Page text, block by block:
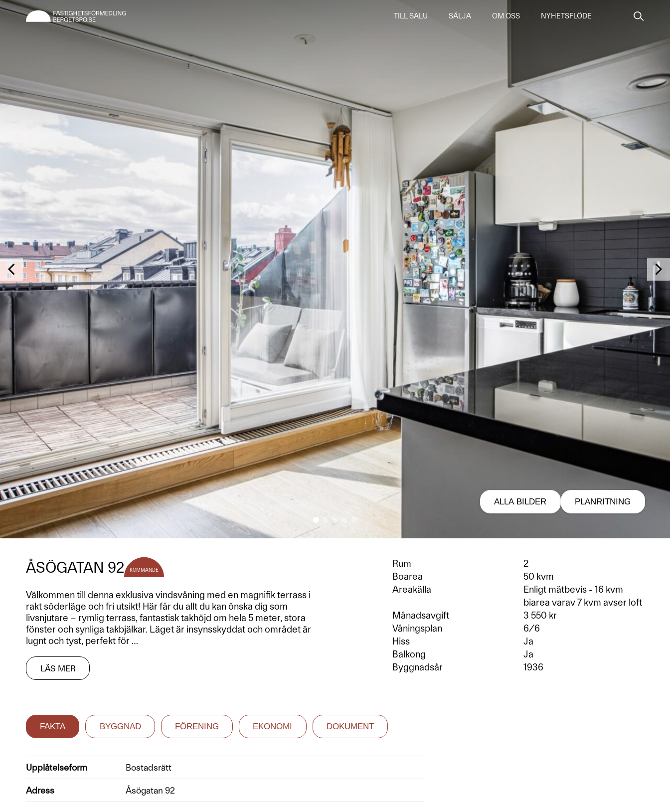
TILL SALU SÄLJA OM OSS NYHETSFLÖDE
ALLA BILDER PLANRITNING
ÅSÖGATAN 92 KOMMANDE
Välkommen till denna exklusiva vindsvåning med en magnifik terrass i
rakt söderläge och fri utsikt! Här får du allt du kan önska dig som
livsnjutare – rymlig terrass, fantastisk takhöjd om hela 5 meter, stora
fönster och synliga takbjälkar. Läget är insynsskyddat och området är
lugnt och tyst, perfekt för …
LÄS MER
Rum
2
Boarea
50 kvm
Areakälla
Enligt mätbevis - 16 kvm
biarea varav 7 kvm avser loft
Månadsavgift
3 550 kr
Våningsplan
6/6
Hiss
Ja
Balkong
Ja
Byggnadsår
1936
FAKTA BYGGNAD FÖRENING EKONOMI DOKUMENT
Upplåtelseform Bostadsrätt
Adress Åsögatan 92